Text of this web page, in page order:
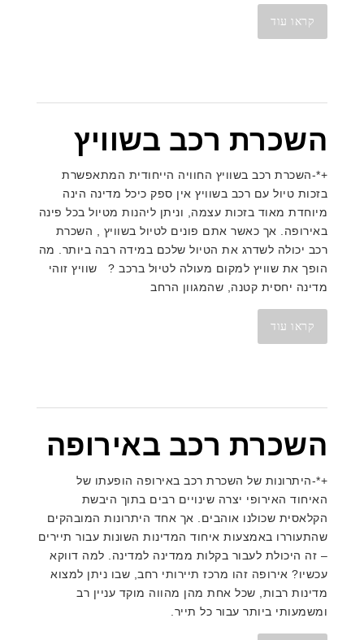
קראו עוד
השכרת רכב בשוויץ
+*-השכרת רכב בשוויץ החוויה הייחודית המתאפשרת
בזכות טיול עם רכב בשוויץ אין ספק כיכל מדינה הינה
מיוחדת מאוד בזכות עצמה, וניתן ליהנות מטיול בכל פינה
באירופה. אך כאשר אתם פונים לטיול בשוויץ , השכרת
רכב יכולה לשדרג את הטיול שלכם במידה רבה ביותר. מה
הופך את שוויץ למקום מעולה לטיול ברכב ? שוויץ זוהי
מדינה יחסית קטנה, שהמגוון הרחב
קראו עוד
השכרת רכב באירופה
+*-היתרונות של השכרת רכב באירופה הופעתו של
האיחוד האירופי יצרה שינויים רבים בתוך היבשת
הקלאסית שכולנו אוהבים. אך אחד היתרונות המובהקים
שהתעוררו באמצעות איחוד המדינות השונות עבור תיירים
– זה היכולת לעבור בקלות ממדינה למדינה. למה דווקא
עכשיו? אירופה זהו מרכז תיירותי רחב, שבו ניתן למצוא
מדינות רבות, שכל אחת מהן מהווה מוקד עניין רב
ומשמעותי ביותר עבור כל תייר.